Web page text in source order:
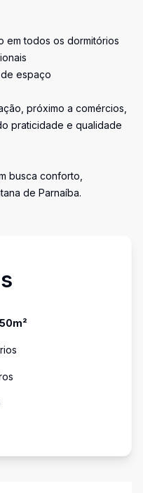
em todos os dormitórios
espaço
próximo a comércios,
praticidade e qualidade
busca conforto,
de Parnaíba.
m²
s
s